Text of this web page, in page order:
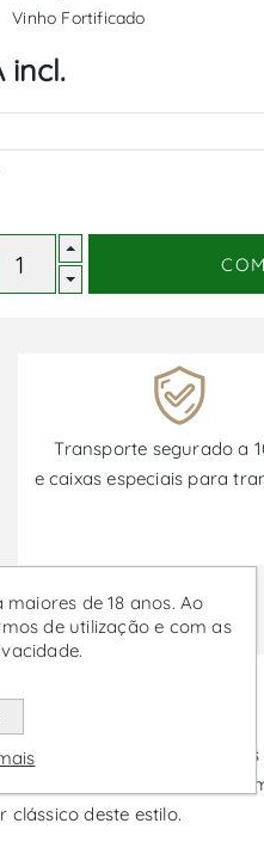
Vinho Fortificado
incl.
Transporte segurado a
e caixas especiais para
06/2026 a 30/09/2026
das zonas vitivinícolas
Quinta do Noval, este
deste estilo.
de 18 anos. Ao
de utilização e com as